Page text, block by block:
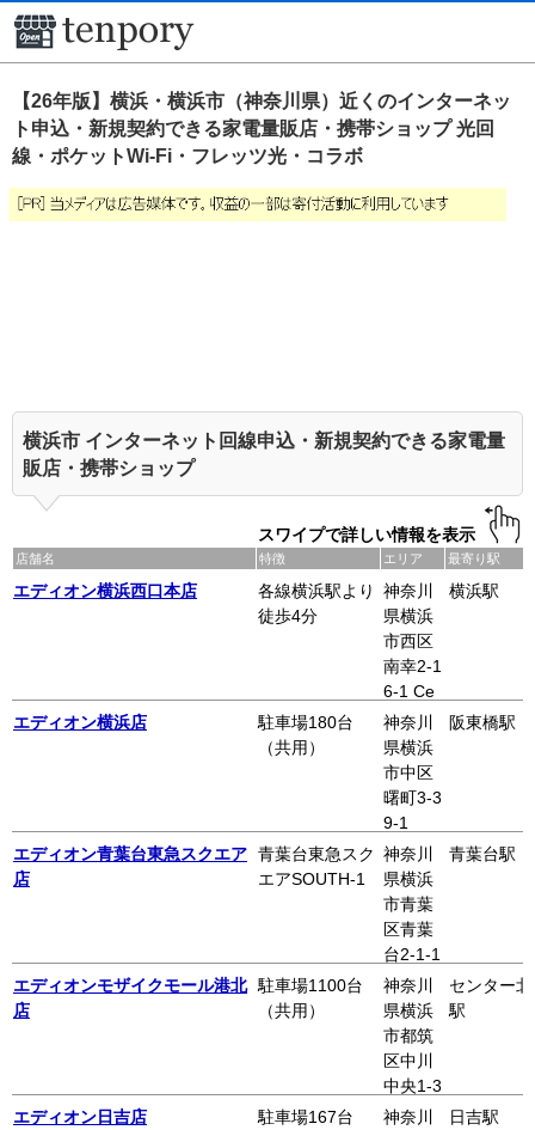
【26年版】横浜・横浜市（神奈川県）近くのインターネッ
ト申込・新規契約できる家電量販店・携帯ショップ 光回
線・ポケットWi-Fi・フレッツ光・コラボ
横浜市 インターネット回線申込・新規契約できる家電量
販店・携帯ショップ
スワイプで詳しい情報を表示
店舗名 特徴 エリア 最寄り駅
エディオン横浜西口本店
各線横浜駅より
徒歩4分
神奈川
県横浜
市西区
南幸2-1
6-1 Ce
eUYoko
hama
横浜駅
エディオン横浜店
駐車場180台
（共用）
神奈川
県横浜
市中区
曙町3-3
9-1
阪東橋駅
エディオン青葉台東急スクエア
店
青葉台東急スク
エアSOUTH-1
神奈川
県横浜
市青葉
区青葉
台2-1-1
4F
青葉台駅
エディオンモザイクモール港北
店
駐車場1100台
（共用）
神奈川
県横浜
市都筑
区中川
中央1-3
1-1 3F
センター北
駅
エディオン日吉店 駐車場167台
神奈川
日吉駅